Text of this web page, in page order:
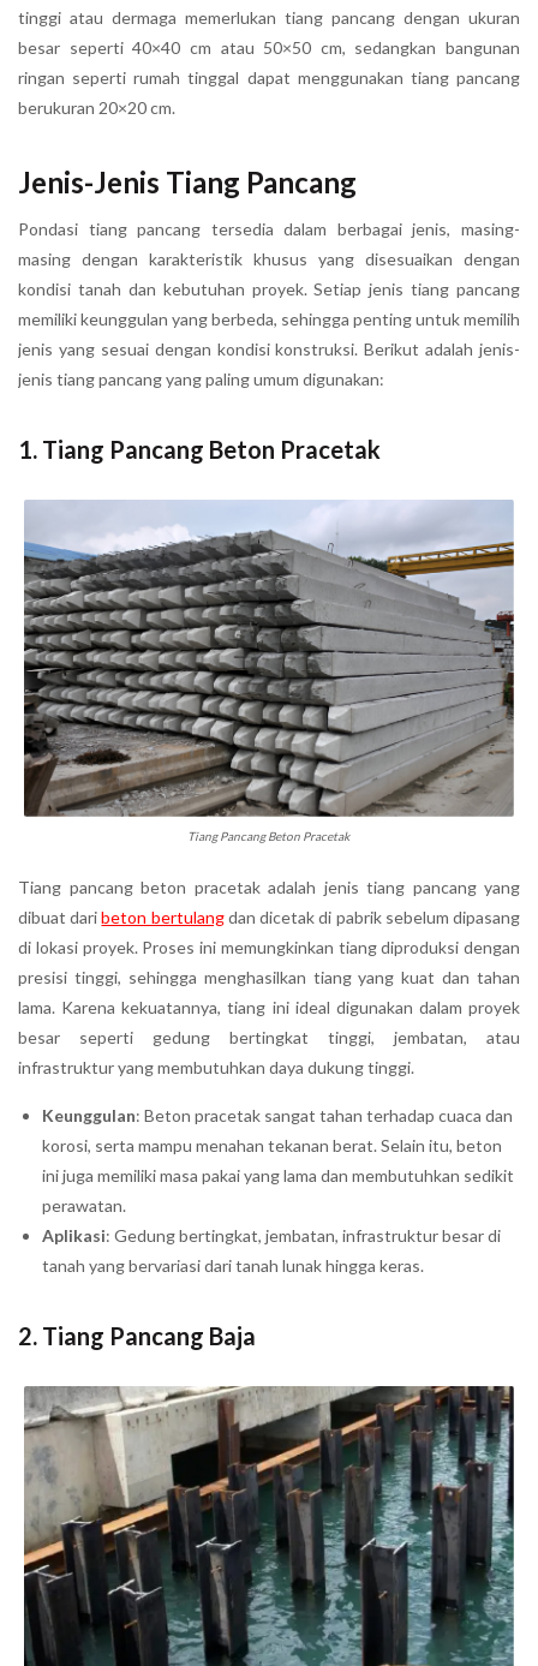
tinggi atau dermaga memerlukan tiang pancang dengan ukuran
besar seperti 40×40 cm atau 50×50 cm, sedangkan bangunan
ringan seperti rumah tinggal dapat menggunakan tiang pancang
berukuran 20×20 cm.
Jenis-Jenis Tiang Pancang
Pondasi tiang pancang tersedia dalam berbagai jenis, masing-
masing dengan karakteristik khusus yang disesuaikan dengan
kondisi tanah dan kebutuhan proyek. Setiap jenis tiang pancang
memiliki keunggulan yang berbeda, sehingga penting untuk memilih
jenis yang sesuai dengan kondisi konstruksi. Berikut adalah jenis-
jenis tiang pancang yang paling umum digunakan:
1. Tiang Pancang Beton Pracetak
Tiang Pancang Beton Pracetak
Tiang pancang beton pracetak adalah jenis tiang pancang yang
dibuat daribeton bertulangdan dicetak di pabrik sebelum dipasang
di lokasi proyek. Proses ini memungkinkan tiang diproduksi dengan
presisi tinggi, sehingga menghasilkan tiang yang kuat dan tahan
lama. Karena kekuatannya, tiang ini ideal digunakan dalam proyek
besar seperti gedung bertingkat tinggi, jembatan, atau
infrastruktur yang membutuhkan daya dukung tinggi.
Keunggulan: Beton pracetak sangat tahan terhadap cuaca dan
korosi, serta mampu menahan tekanan berat. Selain itu, beton
ini juga memiliki masa pakai yang lama dan membutuhkan sedikit
perawatan.
Aplikasi: Gedung bertingkat, jembatan, infrastruktur besar di
tanah yang bervariasi dari tanah lunak hingga keras.
2. Tiang Pancang Baja